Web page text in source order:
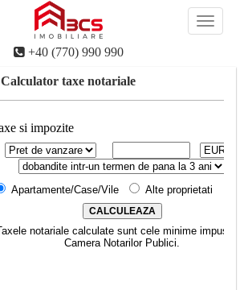
Toggle
+40 (770) 990 990
Calculator taxe notariale